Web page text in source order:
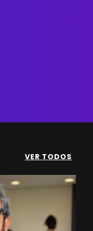
VER TODOS